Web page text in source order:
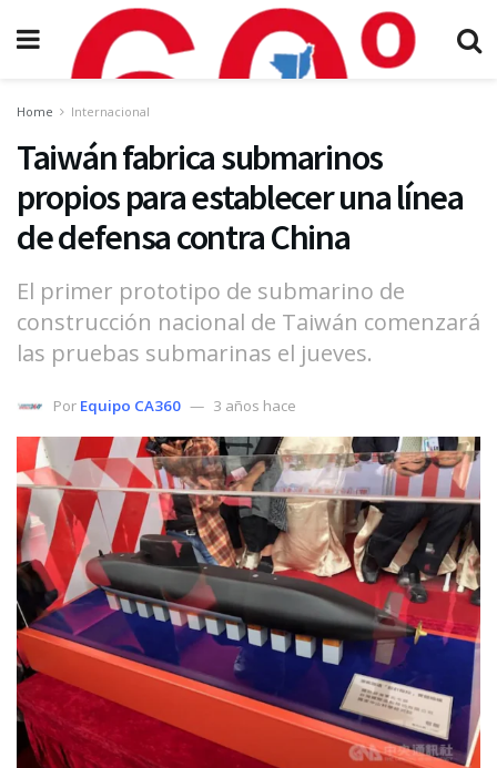
Home Internacional
Taiwán fabrica submarinos
propios para establecer una línea
de defensa contra China
El primer prototipo de submarino de
construcción nacional de Taiwán comenzará
las pruebas submarinas el jueves.
Por Equipo CA360 3 años hace